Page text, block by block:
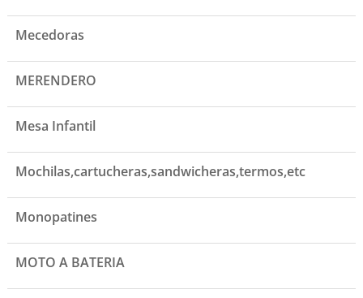
Mecedoras
MERENDERO
Mesa Infantil
Mochilas,cartucheras,sandwicheras,termos,etc
Monopatines
MOTO A BATERIA